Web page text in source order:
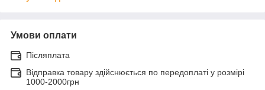
Умови оплати
Післяплата
Відправка товару здійснюється по передоплаті у розмірі
1000-2000грн